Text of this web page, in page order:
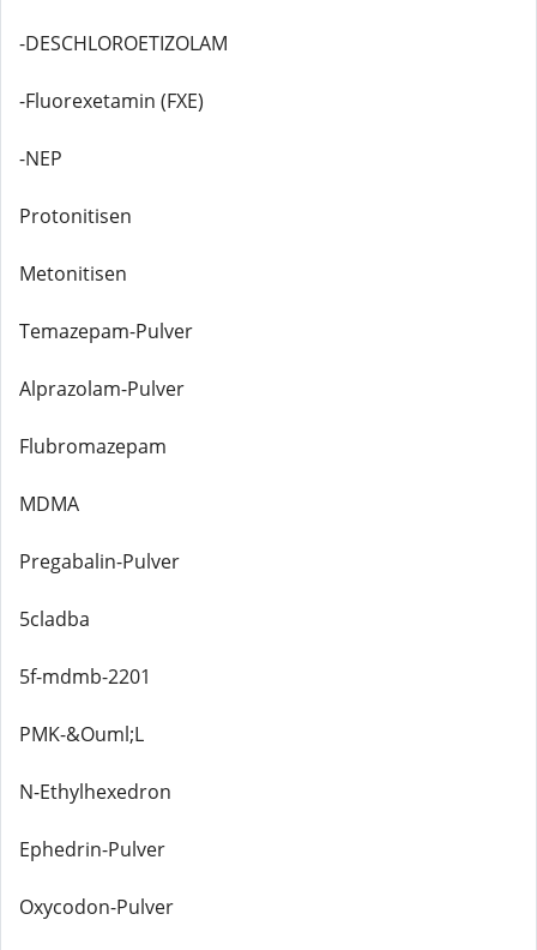
-DESCHLOROETIZOLAM
-Fluorexetamin (FXE)
-NEP
Protonitisen
Metonitisen
Temazepam-Pulver
Alprazolam-Pulver
Flubromazepam
MDMA
Pregabalin-Pulver
5cladba
5f-mdmb-2201
PMK-&Ouml;L
N-Ethylhexedron
Ephedrin-Pulver
Oxycodon-Pulver